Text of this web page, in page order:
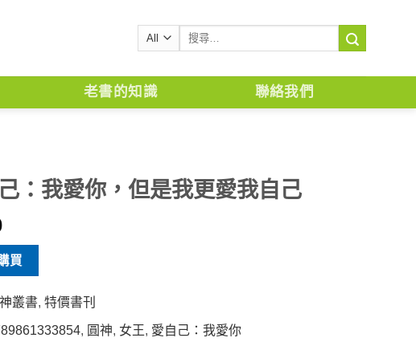
搜
鍵
老書的知識 聯絡我們
：我愛你，但是我更愛我自己
買
叢書,特價書刊
, 圓神, 女王, 愛自己：我愛你